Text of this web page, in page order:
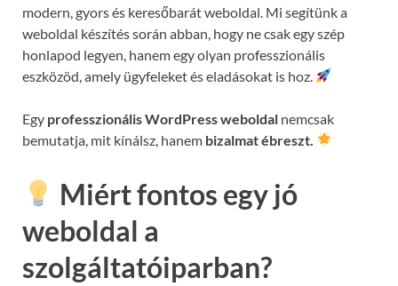
modern, gyors és keresőbarát weboldal. Mi segítünk a
weboldal készítés során abban, hogy ne csak egy szép
honlapod legyen, hanem egy olyan professzionális
eszközöd, amely ügyfeleket és eladásokat is hoz.
Egy professzionális WordPress weboldal nemcsak
bemutatja, mit kínálsz, hanem bizalmat ébreszt.
Miért fontos egy jó
weboldal a
szolgáltatóiparban?